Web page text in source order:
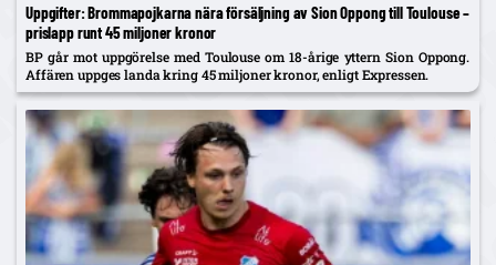
Uppgifter: Brommapojkarna nära försäljning av Sion Oppong till Toulouse –
prislapp runt 45 miljoner kronor
BP går mot uppgörelse med Toulouse om 18-årige yttern Sion Oppong.
Affären uppges landa kring 45 miljoner kronor, enligt Expressen.